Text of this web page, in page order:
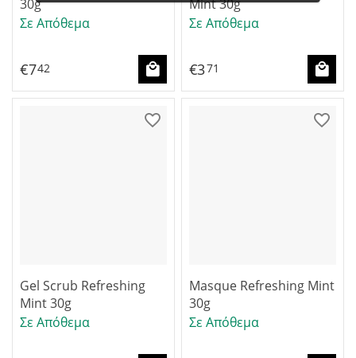
30g
Σε Απόθεμα
€742
Mint 30g
Σε Απόθεμα
€371
Gel Scrub Refreshing
Mint 30g
Σε Απόθεμα
Masque Refreshing Mint
30g
Σε Απόθεμα